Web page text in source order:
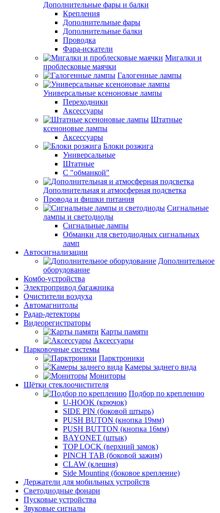
Дополнительные фары и балки
Крепления
Дополнительные фары
Дополнительные балки
Проводка
Фара-искатели
Мигалки и
проблесковые маячки
Галогенные лампы
Универсальные ксеноновые лампы
Переходники
Аксессуары
Штатные
ксеноновые лампы
Аксессуары
Блоки розжига
Универсальные
Штатные
С "обманкой"
Дополнительная и атмосферная подсветка
Провода и фишки питания
Cигнальные
лампы и светодиоды
Сигнальные лампы
Обманки для светодиодных сигнальных
ламп
Автосигнализации
Дополнительное
оборудование
Комбо-устройства
Электропривод багажника
Очистители воздуха
Автомагнитолы
Радар-детекторы
Видеорегистраторы
Карты памяти
Аксессуары
Парковочные системы
Парктроники
Камеры заднего вида
Мониторы
Щётки стеклоочистителя
Подбор по креплению
U-HOOK (крючок)
SIDE PIN (боковой штырь)
PUSH BUTON (кнопка 19мм)
PUSH BUTTON (кнопка 16мм)
BAYONET (штык)
TOP LOCK (верхний замок)
PINCH TAB (боковой зажим)
CLAW (клешня)
Side Mounting (боковое крепление)
Держатели для мобильных устройств
Светодиодные фонари
Пусковые устройства
Звуковые сигналы